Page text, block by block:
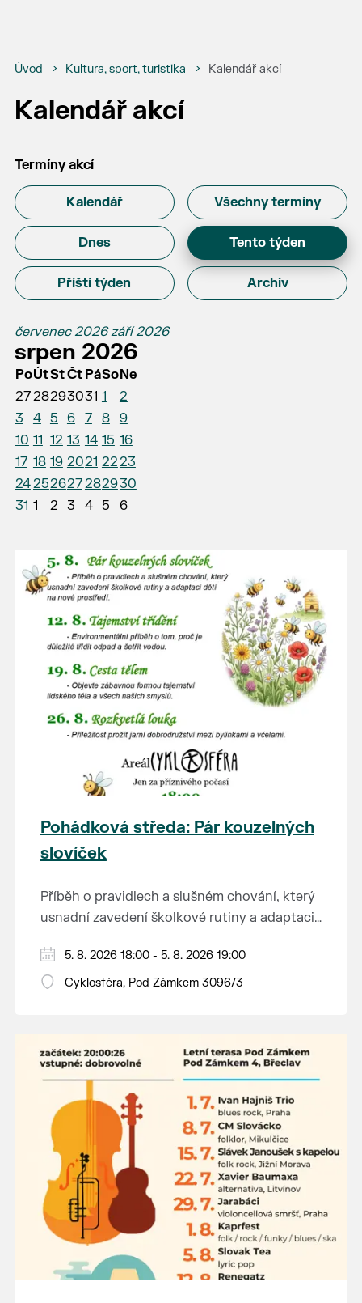
Úvod Kultura, sport, turistika Kalendář akcí
Kalendář akcí
Termíny akcí
Kalendář Všechny termíny
Dnes Tento týden
Příští týden Archiv
červenec 2026 září 2026
srpen 2026
PoÚtStČt PáSoNe
2728293031 1
2
3
4 5 6 7 8
9
10 11 12 13 14 15 16
17 18 19 2021 2223
24252627282930
31 1 2 3 4 5 6
Pohádková středa: Pár kouzelných
slovíček
Příběh o pravidlech a slušném chování, který
usnadní zavedení školkové rutiny a adaptaci
Hraje se jen za příznivého počasí.
Vstupné dobrovolné.
5. 8. 2026 18:00 - 5. 8. 2026 19:00
Cyklosféra, Pod Zámkem 3096/3